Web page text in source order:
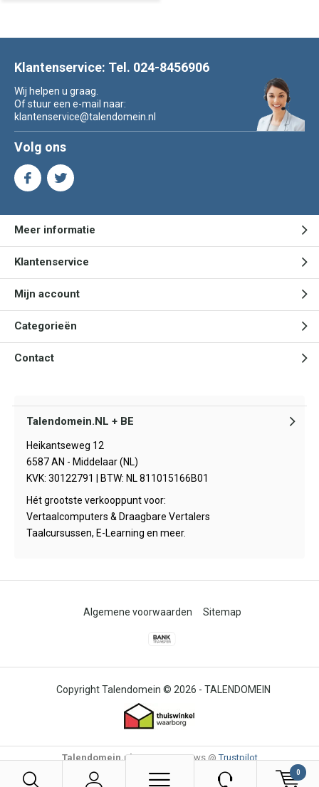
0
Klantenservice: Tel. 024-8456906
Wij helpen u graag.
Of stuur een e-mail naar:
klantenservice@talendomein.nl
Volg ons
Meer informatie
Klantenservice
Mijn account
Categorieën
Contact
Talendomein.NL + BE
Heikantseweg 12
6587 AN - Middelaar (NL)
KVK: 30122791 | BTW: NL 811015166B01
Hét grootste verkooppunt voor:
Vertaalcomputers & Draagbare Vertalers
Taalcursussen, E-Learning en meer.
© 2026 - TALENDOMEIN
Algemene voorwaarden Sitemap
Talendomein.nl4,6/-85Reviews @Trustpilot